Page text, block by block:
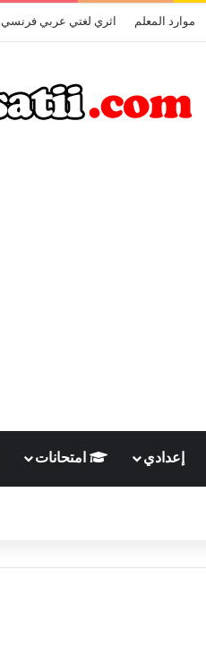
موارد المعلم اثري لغتي عربي فرنسي
إعدادي امتحانات